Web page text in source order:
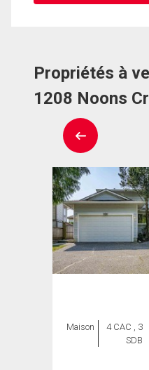
Propriétés à
1208 Noons
Maison
4 CAC , 3
SDB